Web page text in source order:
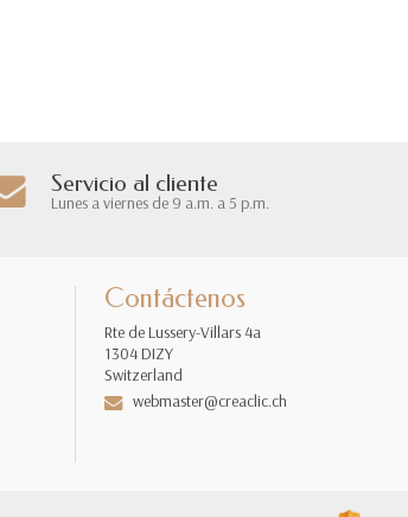
Servicio al cliente
Lunes a viernes de 9 a.m. a 5 p.m.
Contáctenos
Rte de Lussery-Villars 4a
1304 DIZY
Switzerland
webmaster@creaclic.ch